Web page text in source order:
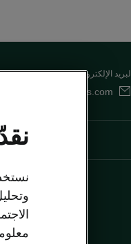
البريد الإلكتروني
skoda.uae@ali-sons.com
اكتشف جميع العروض
- كودياك & كاروك